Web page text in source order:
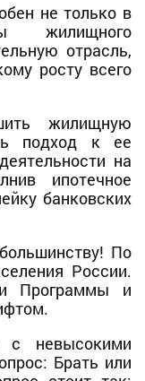
не только в
жилищного
отрасль,
росту всего
жилищную
подход к ее
на
ипотечное
банковских
По
России.
Программы и
невысокими
Брать или